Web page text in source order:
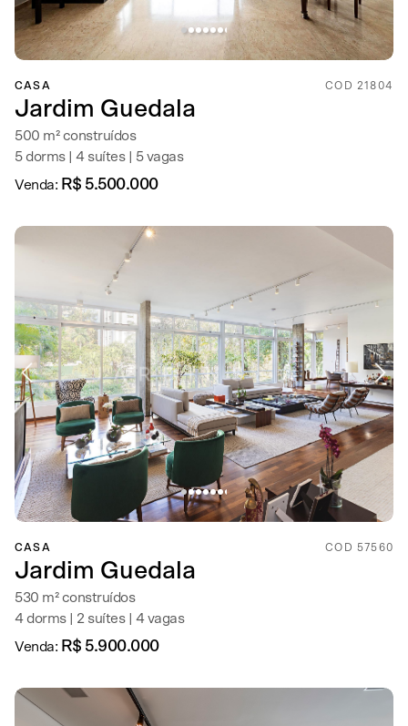
CASA COD 21804
Jardim Guedala
500 m² construídos
5 dorms | 4 suítes | 5 vagas
Venda: R$ 5.500.000
CASA COD 57560
Jardim Guedala
530 m² construídos
4 dorms | 2 suítes | 4 vagas
Venda: R$ 5.900.000